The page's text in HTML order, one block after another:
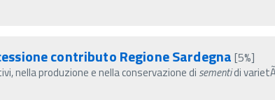
contributo Regione Sardegna [5%]
nella produzione e nella conservazione di sementidi